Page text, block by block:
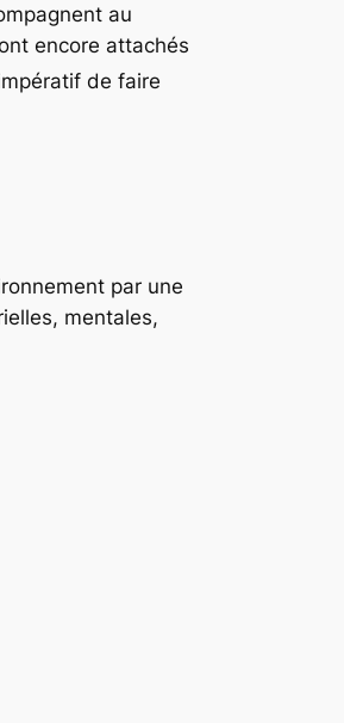
au
encore attachés
de faire
par une
mentales,